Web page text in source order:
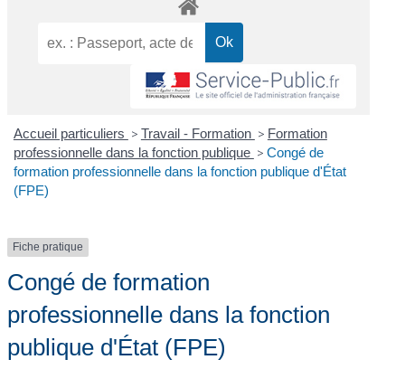
Accueil particuliers > Travail - Formation > Formation
professionnelle dans la fonction publique > Congé de
formation professionnelle dans la fonction publique d'État
(FPE)
Fiche pratique
Congé de formation
professionnelle dans la fonction
publique d'État (FPE)